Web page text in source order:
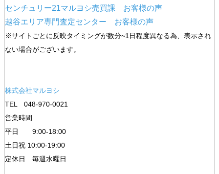
センチュリー21マルヨシ売買課 お客様の声
越谷エリア専門査定センター お客様の声
※サイトごとに反映タイミングが数分~1日程度異なる為、表示され
ない場合がございます。
株式会社マルヨシ
TEL 048-970-0021
営業時間
平日 9:00-18:00
土日祝 10:00-19:00
定休日 毎週水曜日